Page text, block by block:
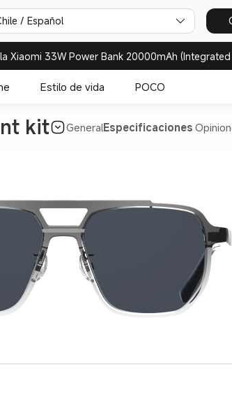
/ Español
Xiaomi 33W Power Bank 20000mAh (Integrated
Estilo de vida POCO
kit GeneralEspecificaciones